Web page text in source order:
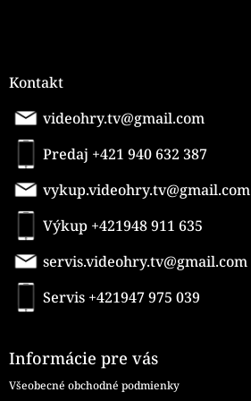
Kontakt
videohry.tv@gmail.com
Predaj +421 940 632 387
vykup.videohry.tv@gmail.com
Výkup +421948 911 635
servis.videohry.tv@gmail.com
Servis +421947 975 039
Informácie pre vás
Všeobecné obchodné podmienky